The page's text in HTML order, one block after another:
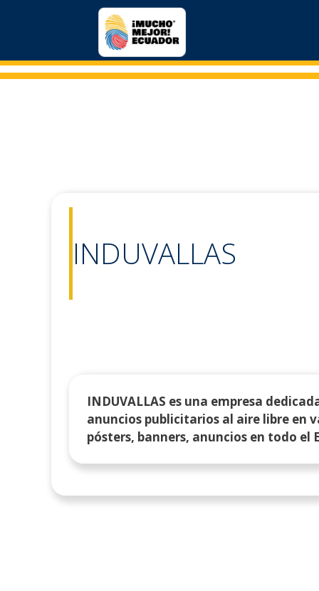
INDUVALLAS
INDUVALLAS es una empresa
anuncios publicitarios al aire libre en
pósters, banners, anuncios en todo el